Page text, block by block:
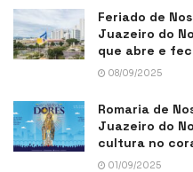
Feriado de
Juazeiro do
que abre e
08/09/2025
Romaria de
Juazeiro do
cultura no
01/09/2025